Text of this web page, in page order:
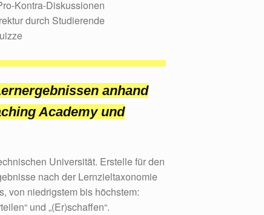
Kontra-Diskussionen
durch Studierende
anhand
Academy und
Universität. Erstelle für den
nach der Lernzieltaxonomie
von niedrigstem bis höchstem:
und „(Er)schaffen“.